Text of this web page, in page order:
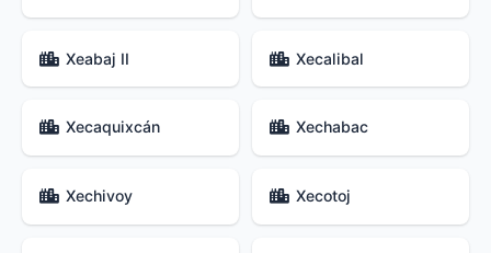
Xeabaj II Xecalibal
Xecaquixcán Xechabac
Xechivoy Xecotoj